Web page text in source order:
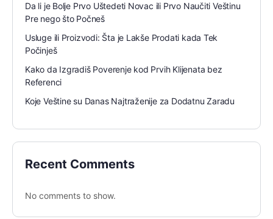
Da li je Bolje Prvo Uštedeti Novac ili Prvo Naučiti Veštinu
Pre nego što Počneš
Usluge ili Proizvodi: Šta je Lakše Prodati kada Tek
Počinješ
Kako da Izgradiš Poverenje kod Prvih Klijenata bez
Referenci
Koje Veštine su Danas Najtraženije za Dodatnu Zaradu
Recent Comments
No comments to show.